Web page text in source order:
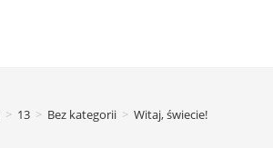
> 13 > Bez kategorii > Witaj, świecie!